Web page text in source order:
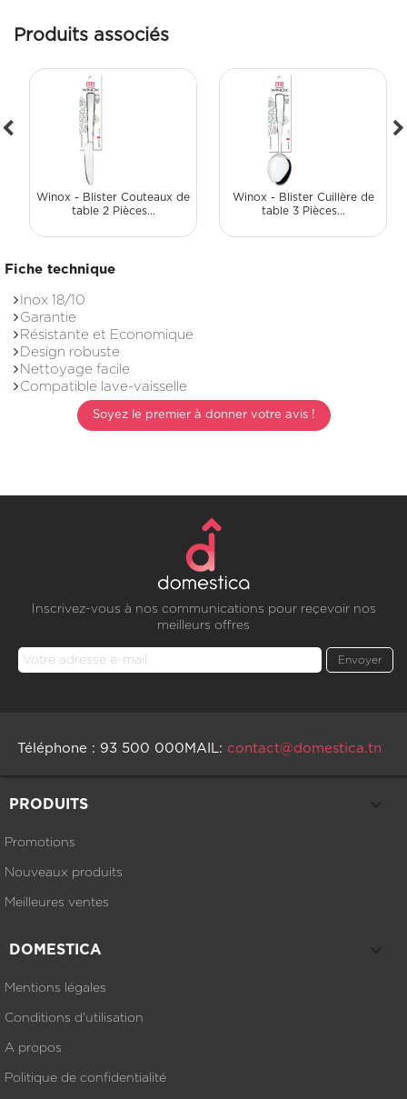
Produits associés
Winox - Blister Couteaux de
table 2 Pièces...
Winox - Blister Cuillère de
table 3 Pièces...
Fiche technique
Inox 18/10
Garantie
Résistante et Economique
Design robuste
Nettoyage facile
Compatible lave-vaisselle
Soyez le premier à donner votre avis !
Inscrivez-vous à nos communications pour reçevoir nos
meilleurs offres
Téléphone : 93 500 000 MAIL: contact@domestica.tn
PRODUITS
Promotions
Nouveaux produits
Meilleures ventes
DOMESTICA
Mentions légales
Conditions d'utilisation
A propos
Politique de confidentialité